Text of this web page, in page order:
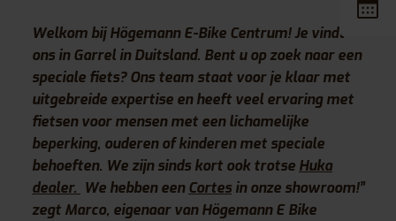
Welkom bij Högemann E-Bike Centrum! Je vindt
ons in Garrel in Duitsland. Bent u op zoek naar een
speciale fiets? Ons team staat voor je klaar met
uitgebreide expertise en heeft veel ervaring met
fietsen voor mensen met een lichamelijke
beperking, ouderen of kinderen met speciale
behoeften. We zijn sinds kort ook trotse Huka
dealer. We hebben eenCortes in onze showroom!”
zegt Marco, eigenaar van Högemann E Bike